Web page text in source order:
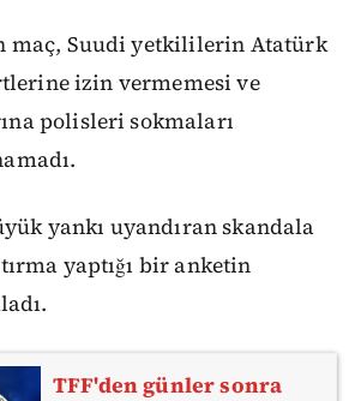
maç, Suudi yetkililerin Atatürk
izin vermemesi ve
polisleri sokmaları
yankı uyandıran skandala
yaptığı bir anketin
TFF'den günler sonra